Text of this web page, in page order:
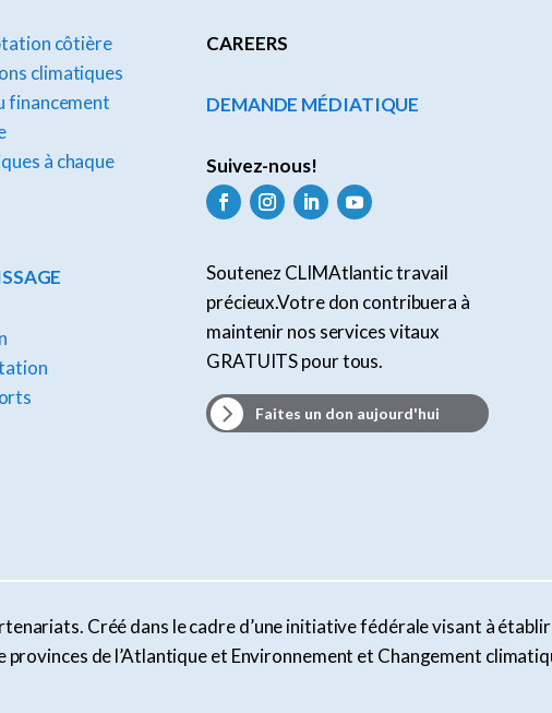
côtière
climatiques
financement
à chaque
CAREERS
DEMANDE MÉDIATIQUE
Suivez-nous!
Soutenez CLIMAtlantic travail
précieux.Votre don contribuera à
maintenir nos services vitaux
GRATUITS pour tous.
Faites un don aujourd'hui
Créé dans le cadre d’une initiative fédérale visant à
de l’Atlantique et Environnement et Changement